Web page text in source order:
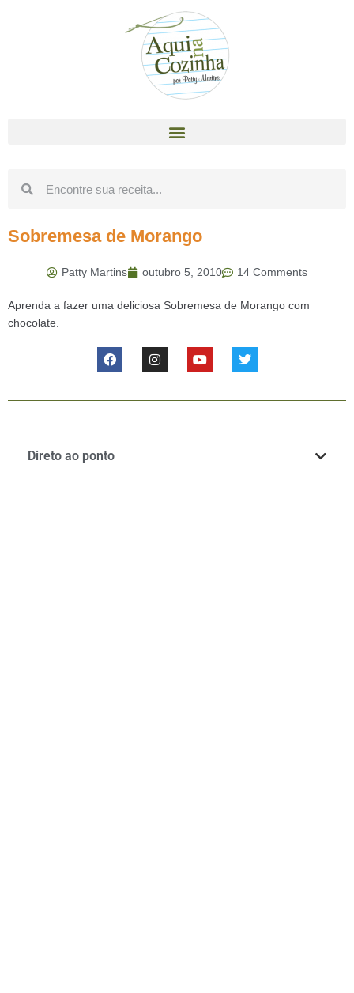
Sobremesa de Morango
Patty Martins outubro 5, 2010 14 Comments
Aprenda a fazer uma deliciosa Sobremesa de Morango com
chocolate.
Direto ao ponto